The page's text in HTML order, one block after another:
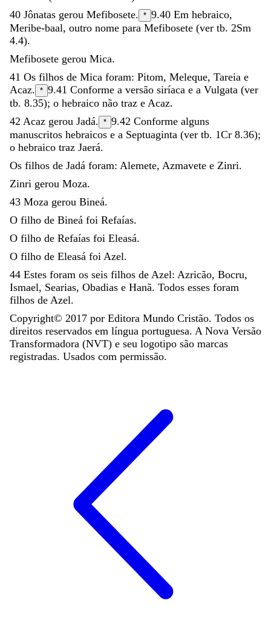
40 Jônatas gerou Mefibosete. * 9.40 Em hebraico,
Meribe-baal, outro nome para Mefibosete (ver tb. 2Sm
4.4).
Mefibosete gerou Mica.
41 Os filhos de Mica foram: Pitom, Meleque, Tareia e
Acaz. * 9.41 Conforme a versão siríaca e a Vulgata (ver
tb. 8.35); o hebraico não traz e Acaz.
42 Acaz gerou Jadá. * 9.42 Conforme alguns
manuscritos hebraicos e a Septuaginta (ver tb. 1Cr 8.36);
o hebraico traz Jaerá.
Os filhos de Jadá foram: Alemete, Azmavete e Zinri.
Zinri gerou Moza.
43 Moza gerou Bineá.
O filho de Bineá foi Refaías.
O filho de Refaías foi Eleasá.
O filho de Eleasá foi Azel.
44 Estes foram os seis filhos de Azel: Azricão, Bocru,
Ismael, Searias, Obadias e Hanã. Todos esses foram
filhos de Azel.
Copyright© 2017 por Editora Mundo Cristão. Todos os
direitos reservados em língua portuguesa. A Nova Versão
Transformadora (NVT) e seu logotipo são marcas
registradas. Usados com permissão.